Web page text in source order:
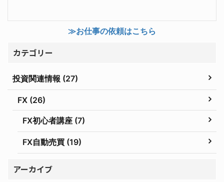
≫お仕事の依頼はこちら
カテゴリー
投資関連情報 (27)
FX (26)
FX初心者講座 (7)
FX自動売買 (19)
アーカイブ